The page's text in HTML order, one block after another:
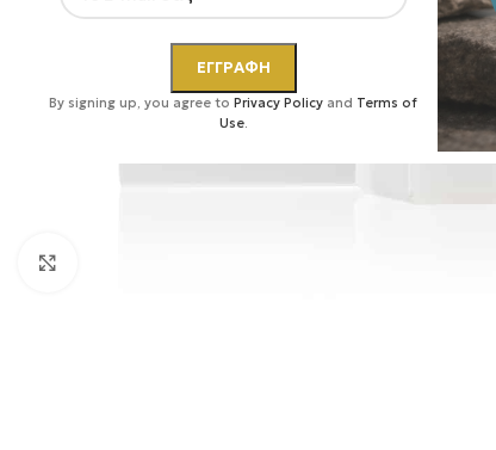
By signing up, you agree toPrivacy Policy and Terms of
Use.